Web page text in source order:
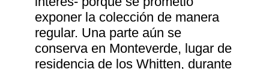
exponer la colección de manera
regular. Una parte aún se
conserva en Monteverde, lugar de
residencia de los Whitten, durante